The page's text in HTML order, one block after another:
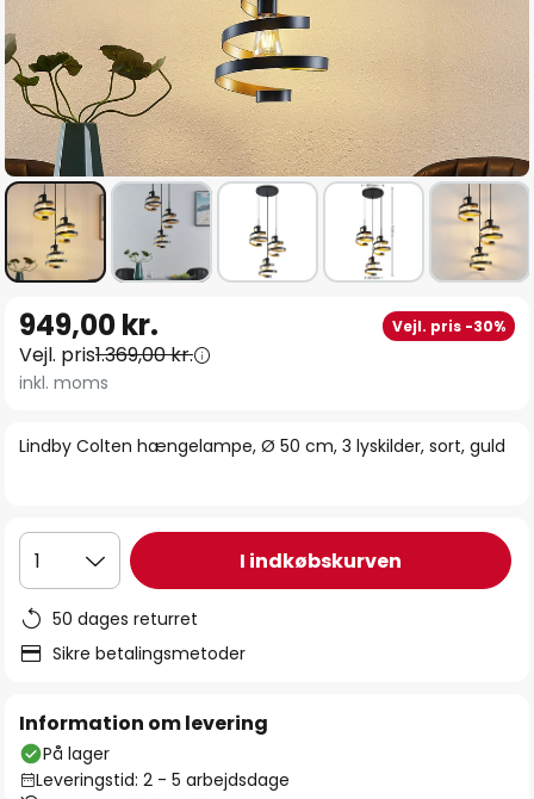
starten
af
Lindby Colten hængelampe, Ø 50 cm, 3 lyskilder, sort, guld
949,00 kr. Vejl. pris -30%
Vejl. pris1.369,00 kr.
inkl. moms
1 I indkøbskurven
50 dages returret
Sikre betalingsmetoder
Information om levering
På lager
Leveringstid: 2 - 5 arbejdsdage